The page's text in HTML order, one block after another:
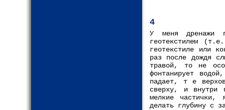
4
У меня дренажи
геотекстилем
геотекстиле или
раз после дождя
травой, то не
фонтанирует
падает, т е
сверху, и внутри
мелкие частички,
делать глубину с